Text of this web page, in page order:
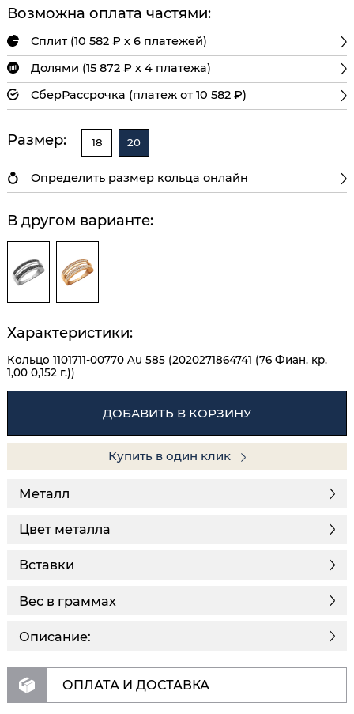
Возможна оплата частями:
Сплит (10 582 ₽ х 6 платежей)
Долями (15 872 ₽ х 4 платежа)
СберРассрочка (платеж от 10 582 ₽)
Размер: 18 20
Определить размер кольца онлайн
В другом варианте:
Характеристики:
Кольцо 1101711-00770 Au 585 (2020271864741 (76 Фиан. кр.
1,00 0,152 г.))
ДОБАВИТЬ В КОРЗИНУ
Купить в один клик
Металл
Цвет металла
Вставки
Описание:
Вес в граммах
ОПЛАТА И ДОСТАВКА